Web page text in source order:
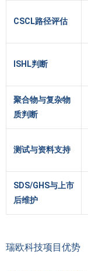
CSCL路径评估
ISHL判断
聚合物与复杂物
质判断
测试与资料支持
SDS/GHS与上市
后维护
瑞欧科技项目优势